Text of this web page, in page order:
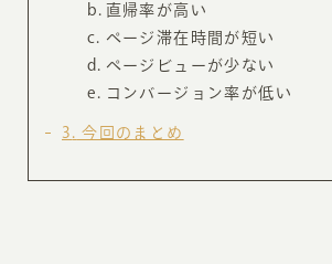
直帰率が高い
ページ滞在時間が短い
ページビューが少ない
コンバージョン率が低い
3 今回のまとめ